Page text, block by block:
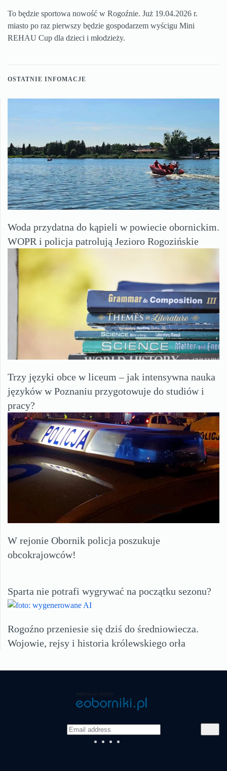
To będzie sportowa nowość w Rogoźnie. Już 19.04.2026 r.
miasto po raz pierwszy będzie gospodarzem wyścigu Mini
REHAU Cup dla dzieci i młodzieży.
OSTATNIE INFOMACJE
Woda przydatna do kąpieli w powiecie obornickim.
WOPR i policja patrolują Jezioro Rogozińskie
Trzy języki obce w liceum – jak intensywna nauka
języków w Poznaniu przygotowuje do studiów i
pracy?
W rejonie Obornik policja poszukuje
obcokrajowców!
Sparta nie potrafi wygrywać na początku sezonu?
Rogoźno przeniesie się dziś do średniowiecza.
Wojowie, rejsy i historia królewskiego orła